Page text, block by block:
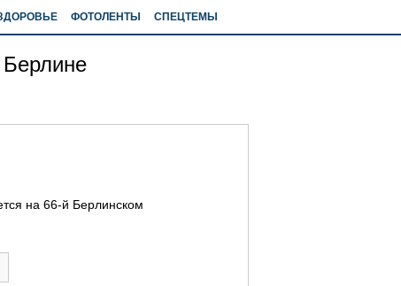
ФОТОЛЕНТЫ СПЕЦТЕМЫ
на 66-й Берлинском